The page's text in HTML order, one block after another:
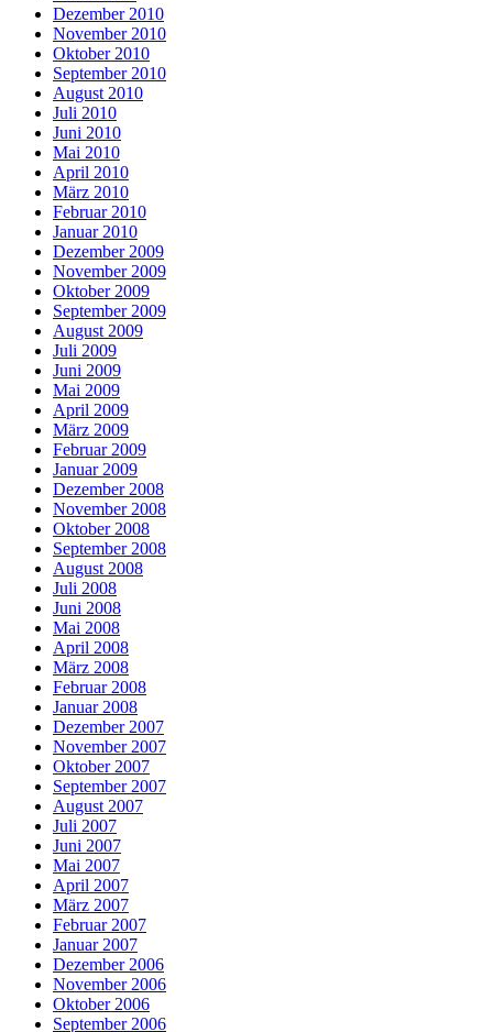
Dezember 2010
November 2010
Oktober 2010
September 2010
August 2010
Juli 2010
Juni 2010
Mai 2010
April 2010
März 2010
Februar 2010
Januar 2010
Dezember 2009
November 2009
Oktober 2009
September 2009
August 2009
Juli 2009
Juni 2009
Mai 2009
April 2009
März 2009
Februar 2009
Januar 2009
Dezember 2008
November 2008
Oktober 2008
September 2008
August 2008
Juli 2008
Juni 2008
Mai 2008
April 2008
März 2008
Februar 2008
Januar 2008
Dezember 2007
November 2007
Oktober 2007
September 2007
August 2007
Juli 2007
Juni 2007
Mai 2007
April 2007
März 2007
Februar 2007
Januar 2007
Dezember 2006
November 2006
Oktober 2006
September 2006